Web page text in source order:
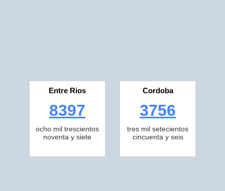
Entre Rios
8397
ocho mil trescientos
noventa y siete
Cordoba
3756
tres mil setecientos
cincuenta y seis